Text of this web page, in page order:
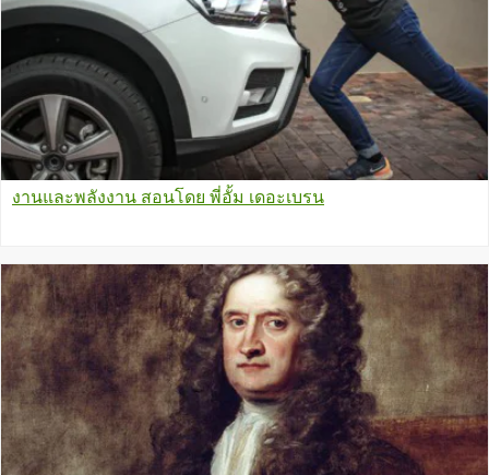
งานและพลังงาน สอนโดย พี่อั้ม เดอะเบรน